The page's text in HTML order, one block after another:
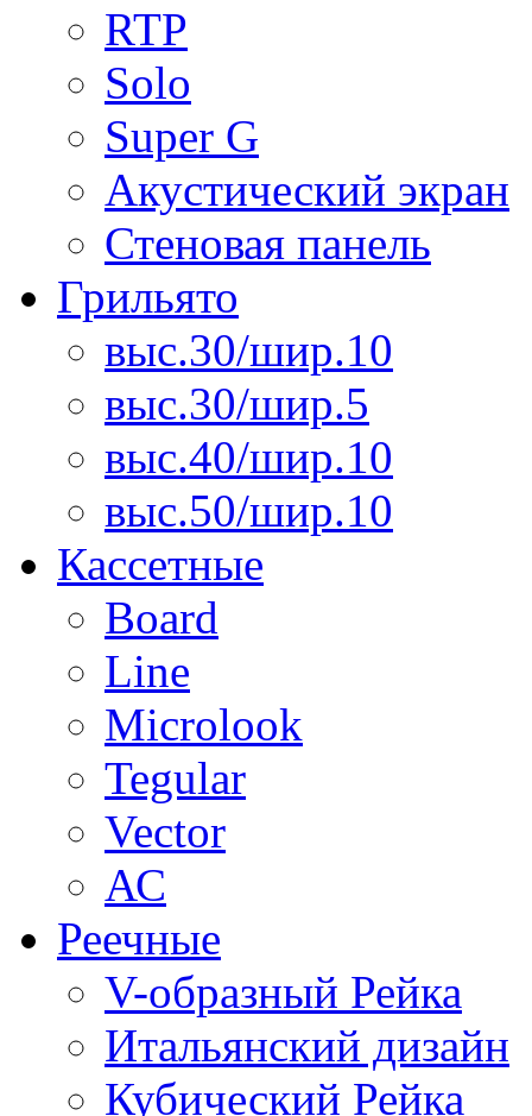
RTP
Solo
Super G
Акустический экран
Стеновая панель
Грильято
выс.30/шир.10
выс.30/шир.5
выс.40/шир.10
выс.50/шир.10
Кассетные
Board
Line
Microlook
Tegular
Vector
АС
Реечные
V-образный Рейка
Итальянский дизайн
Кубический Рейка